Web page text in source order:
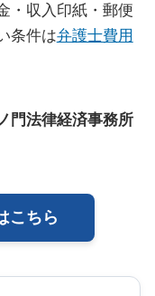
・収入印紙・郵便
条件は弁護士費用
門法律経済事務所
こちら